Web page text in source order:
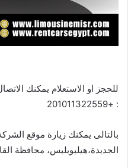
للحجز او الاستعلام يمكنك
: +201011322559
الجديدة،هيليوبليس، محافظة